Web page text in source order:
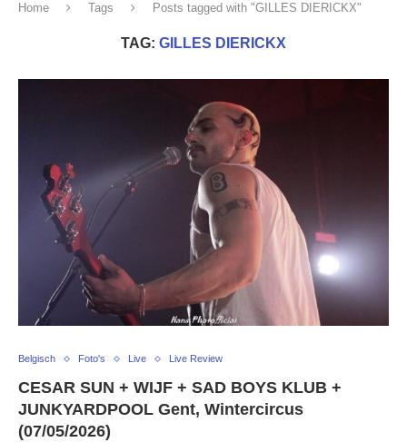
Home Tags Posts tagged with "GILLES DIERICKX"
TAG: GILLES DIERICKX
Belgisch Foto's Live Live Review
CESAR SUN + WIJF + SAD BOYS KLUB +
JUNKYARDPOOL Gent, Wintercircus
(07/05/2026)